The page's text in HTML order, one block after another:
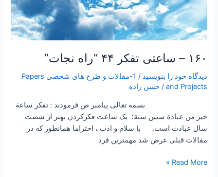
۱۶۰ – ساعتی تفکر ۴۴ “راه نجات”
دیدگاه‌ خود را بنویسید /
1-مقالات و طرح های شخصی Papers
and Projects
/حسن زاده
بسمه تعالی پیامبر ص فرمودند : تفكر ساعة
خير من عبادة ستين سنة؛ یک ساعت فکرکردن بهتر از شصت
سال عبادت است. با سلام و ادب ، احتراما همانطور که در
مقالات قبلی عرض شد مهمترین فرد
Read More »